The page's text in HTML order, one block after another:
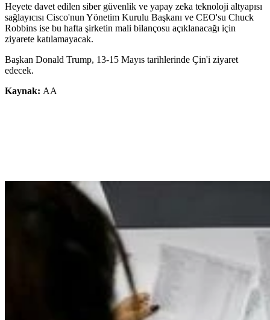
Heyete davet edilen siber güvenlik ve yapay zeka teknoloji altyapısı
sağlayıcısı Cisco'nun Yönetim Kurulu Başkanı ve CEO'su Chuck
Robbins ise bu hafta şirketin mali bilançosu açıklanacağı için
ziyarete katılamayacak.
Başkan Donald Trump, 13-15 Mayıs tarihlerinde Çin'i ziyaret
edecek.
Kaynak: AA